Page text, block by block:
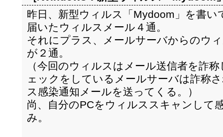
昨日、新型ウィルス「Mydoom」を書い
届いたウィルスメール４通。
それにプラス、メールサーバからのウ
が２通。
（今回のウィルスはメール送信者を詐
ェックをしているメールサーバは詐称
ス感染通知メールを送ってくる。）
尚、自分のPCをウィルススキャンして
み。